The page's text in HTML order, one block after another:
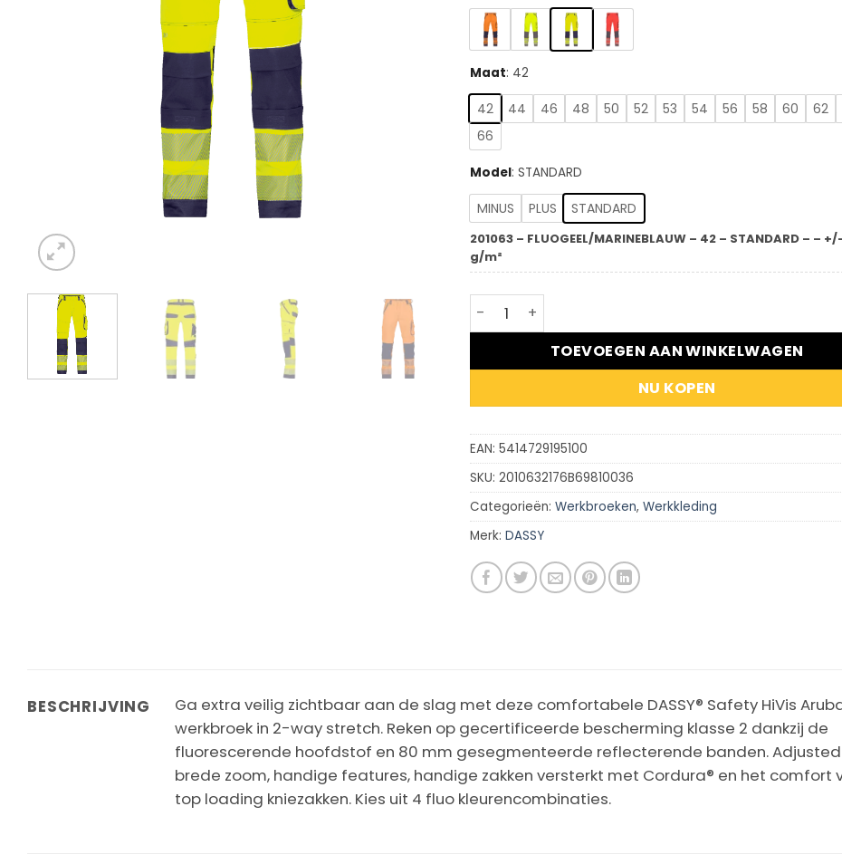
Maat: 42
42 44 46 48 50 52 53 54 56 58 60 62
66
Model: STANDARD
MINUS PLUS STANDARD
201063 – FLUOGEEL/MARINEBLAUW – 42 – STANDARD – –
g/m²
DASSY® Aruba - Stretch hogezichtbaarheidsbroek
TOEVOEGEN AAN WINKELWAGEN
NU KOPEN
EAN: 5414729195100
SKU: 2010632176B69810036
Categorieën: Werkbroeken, Werkkleding
Merk: DASSY
BESCHRIJVING
Ga extra veilig zichtbaar aan de slag met deze comfortabele DASSY® Safety HiVis
werkbroek in 2-way stretch. Reken op gecertificeerde bescherming klasse 2 dankzij de
fluorescerende hoofdstof en 80 mm gesegmenteerde reflecterende banden.
brede zoom, handige features, handige zakken versterkt met Cordura® en het comfort
top loading kniezakken. Kies uit 4 fluo kleurencombinaties.